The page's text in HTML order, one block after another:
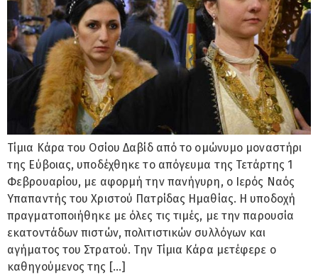
Τίμια Κάρα του Οσίου Δαβίδ από το ομώνυμο μοναστήρι
της Εύβοιας, υποδέχθηκε το απόγευμα της Τετάρτης 1
Φεβρουαρίου, με αφορμή την πανήγυρη, ο Ιερός Ναός
Υπαπαντής του Χριστού Πατρίδας Ημαθίας. Η υποδοχή
πραγματοποιήθηκε με όλες τις τιμές, με την παρουσία
εκατοντάδων πιστών, πολιτιστικών συλλόγων και
αγήματος του Στρατού. Την Τίμια Κάρα μετέφερε ο
καθηγούμενος της […]